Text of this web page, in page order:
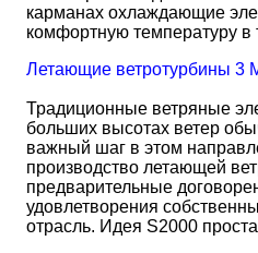
карманах охлаждающие
комфортную температуру в
Летающие ветротурбины 3
Традиционные ветряные
больших высотах ветер
важный шаг в этом
производство летающей
предварительные
удовлетворения
отрасль. Идея S2000